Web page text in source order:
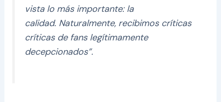
vista lo más importante: la
calidad. Naturalmente, recibimos críticas
críticas de fans legítimamente
decepcionados”.